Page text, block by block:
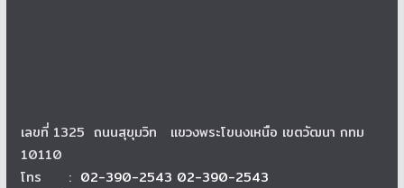
เลขที่ 1325 ถนนสุขุมวิท แขวงพระโขนงเหนือ เขตวัฒนา กทม
10110
โทร : 02-390-2543 02-390-2543